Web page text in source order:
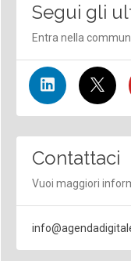
Segui gli
Entra nella
Contattaci
Vuoi maggiori